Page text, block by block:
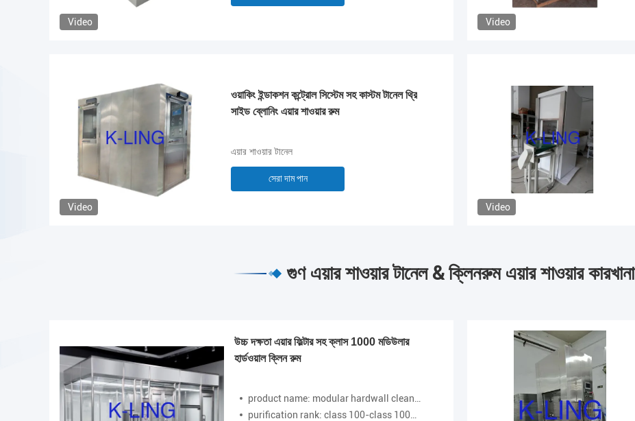
Video Video
Video
ওয়াকিং ইন্ডাকশন কন্ট্রোল সিস্টেম সহ কাস্টম টানেল থ্রি
সাইড ব্লোনিং এয়ার শাওয়ার রুম
এয়ার শাওয়ার টানেল
সেরা দাম পান
Video
গুণ এয়ার শাওয়ার টানেল & ক্লিনরুম এয়ার শাওয়ার কারখানা
উচ্চ দক্ষতা এয়ার ফিল্টার সহ ক্লাস 1000 মডিউলার
হার্ডওয়াল ক্লিন রুম
product name: modular hardwall cleanroom
purification rank: class 100-class 10000